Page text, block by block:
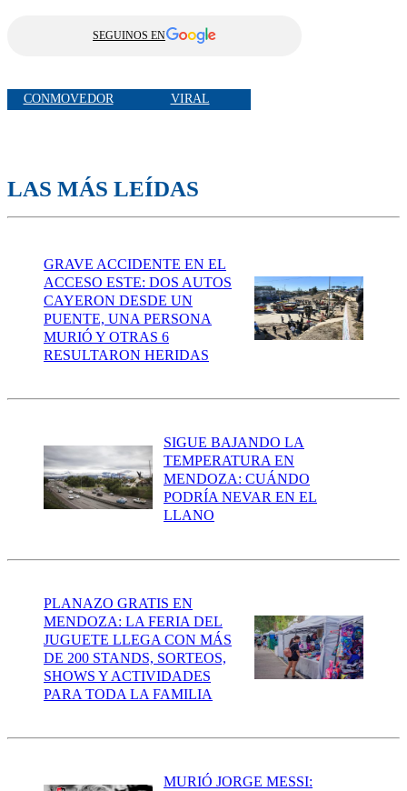
SEGUINOS EN
CONMOVEDOR VIRAL
LAS MÁS LEÍDAS
GRAVE ACCIDENTE EN EL
ACCESO ESTE: DOS AUTOS
CAYERON DESDE UN
PUENTE, UNA PERSONA
MURIÓ Y OTRAS 6
RESULTARON HERIDAS
SIGUE BAJANDO LA
TEMPERATURA EN
MENDOZA: CUÁNDO
PODRÍA NEVAR EN EL
LLANO
PLANAZO GRATIS EN
MENDOZA: LA FERIA DEL
JUGUETE LLEGA CON MÁS
DE 200 STANDS, SORTEOS,
SHOWS Y ACTIVIDADES
PARA TODA LA FAMILIA
MURIÓ JORGE MESSI: